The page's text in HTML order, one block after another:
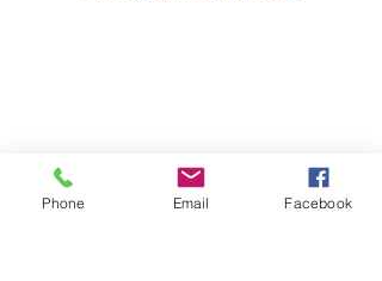
pepinetplume(at)gmail.com
Phone Email Facebook